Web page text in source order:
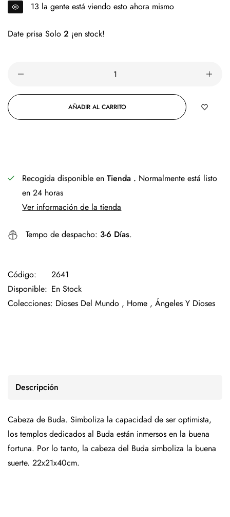
14 la gente está viendo esto ahora mismo
Date prisa Solo 2 ¡en stock!
AÑADIR AL CARRITO
Recogida disponible enTienda . Normalmente está listo
en 24 horas
Ver información de la tienda
Tempo de despacho: 3-6 Días.
Código:
2641
Disponible: En Stock
Colecciones: Dioses Del Mundo , Home , Ángeles Y Dioses
Descripción
Cabeza de Buda. Simboliza la capacidad de ser optimista,
los templos dedicados al Buda están inmersos en la buena
fortuna. Por lo tanto, la cabeza del Buda simboliza la buena
suerte. 22x21x40cm.